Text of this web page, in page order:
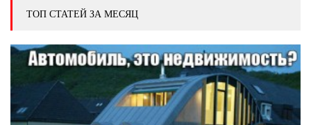
ТОП СТАТЕЙ ЗА МЕСЯЦ